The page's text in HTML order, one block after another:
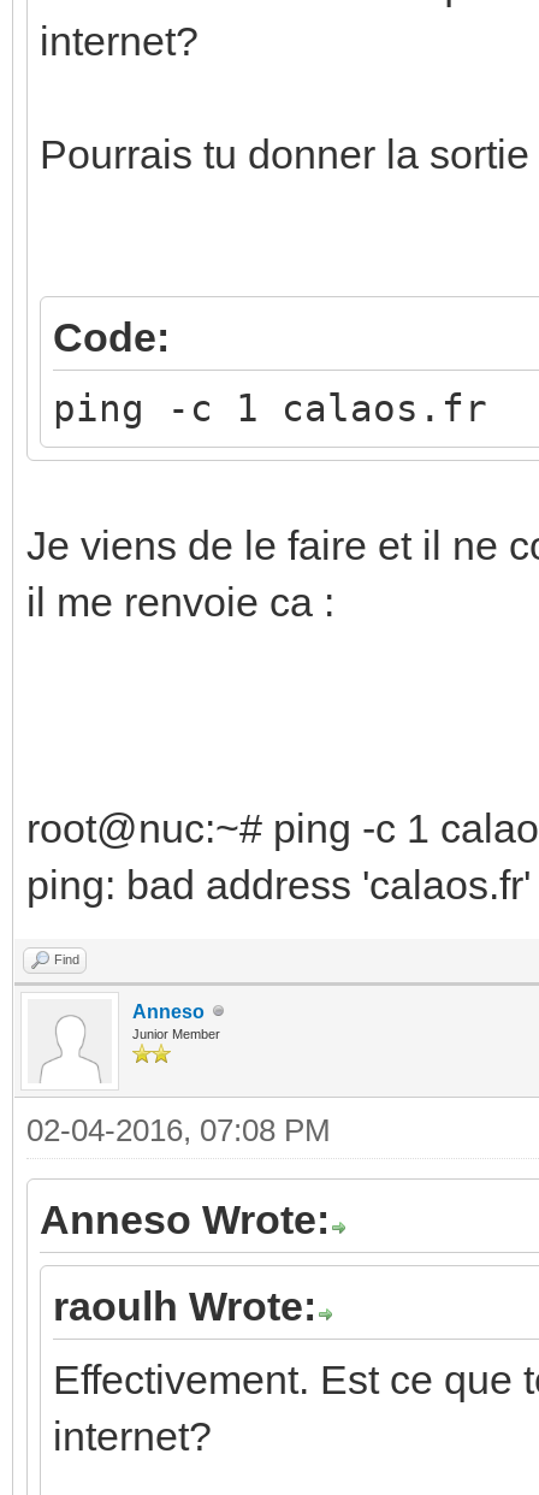
internet?
Pourrais tu donner la
Code:
ping -c 1 calaos.fr
Je viens de le faire et il ne
il me renvoie ca :
root@nuc:~# ping -c 1
ping: bad address 'calaos.fr'
Find
Anneso
Junior Member
02-04-2016, 07:08 PM
Anneso Wrote:
raoulh Wrote:
Effectivement. Est ce que
internet?